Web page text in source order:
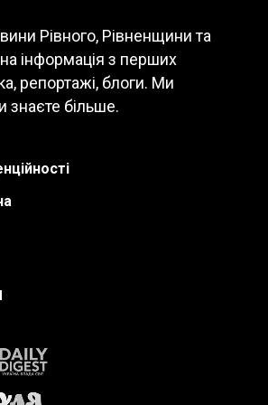
Рівного, Рівненщини та
інформація з перших
репортажі, блоги. Ми
більше.